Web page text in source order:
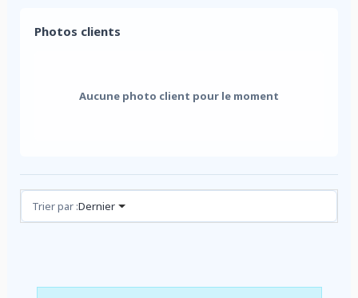
Photos clients
Aucune photo client pour le moment
Avis (0)
Trier par :Dernier